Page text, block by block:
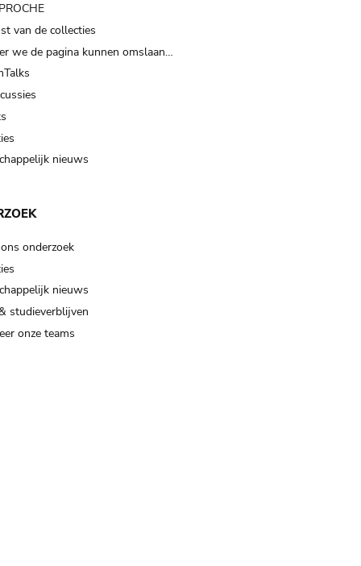
van de collecties
we de pagina kunnen omslaan…
nieuws
onderzoek
nieuws
studieverblijven
onze teams